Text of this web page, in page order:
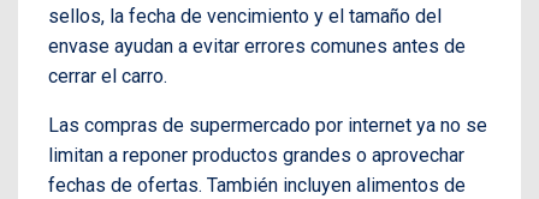
sellos, la fecha de vencimiento y el tamaño del
envase ayudan a evitar errores comunes antes de
cerrar el carro.
Las compras de supermercado por internet ya no se
limitan a reponer productos grandes o aprovechar
fechas de ofertas. También incluyen alimentos de